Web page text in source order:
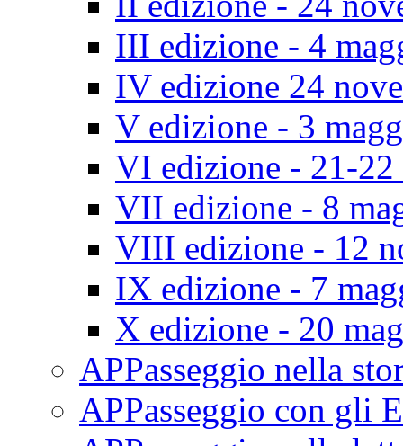
III edizione - 4
IV edizione 24
V edizione - 3
VI edizione - 21-22
VII edizione - 8
VIII edizione - 12
IX edizione - 7
X edizione - 20
APPasseggio nella
APPasseggio con gli